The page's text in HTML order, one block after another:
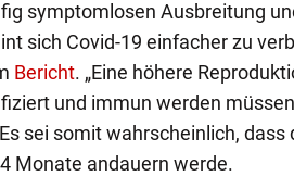
symptomlosen Ausbreitung
sich Covid-19 einfacher zu
Bericht. „Eine höhere
und immun werden
sei somit wahrscheinlich, dass
Monate andauern werde.